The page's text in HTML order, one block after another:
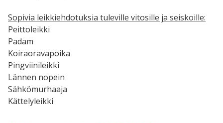
Sopivia leikkiehdotuksia tuleville vitosille ja seiskoille:
Peittoleikki
Padam
Koiraoravapoika
Pingviinileikki
Lännen nopein
Sähkömurhaaja
Kättelyleikki